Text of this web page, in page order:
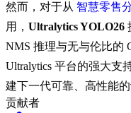
然而，对于从 智慧零售
用， Ultralytics YOLO26
NMS 推理与无与伦比的
Ultralytics 平台的强大支
建下一代可靠、高性能的
贡献者